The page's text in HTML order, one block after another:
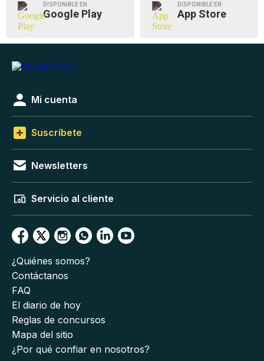
DISPONIBLE EN
Google Play
DISPONIBLE EN
App Store
Mi cuenta
Suscríbete
Newsletters
Servicio al cliente
¿Quiénes somos?
Contáctanos
FAQ
El diario de hoy
Reglas de concursos
Mapa del sitio
¿Por qué confiar en nosotros?